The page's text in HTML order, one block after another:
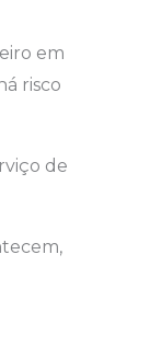
em
risco
de